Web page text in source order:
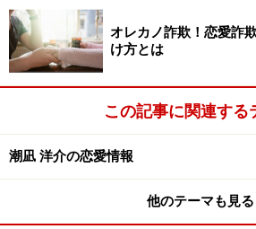
惑にはなりません。
う。この小さな勇気が、運命の恋を
【関連リンク】
■潮凪洋介オフィシャルサイト あ
オレカノ詐欺！恋愛詐
け方とは
この記事に関連する
潮凪 洋介の恋愛情報
他のテーマも見る